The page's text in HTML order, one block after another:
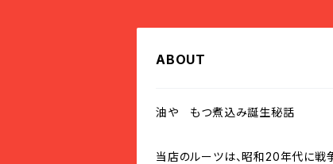
ABOUT
油や もつ煮込み誕生秘話
当店のルーツは、昭和20年代に戦